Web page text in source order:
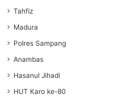
Tahfiz
Madura
Polres Sampang
Anambas
Hasanul Jihadi
HUT Karo ke-80